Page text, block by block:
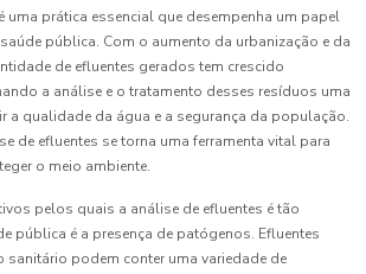
uma prática essencial que desempenha um papel
pública. Com o aumento da urbanização e da
de efluentes gerados tem crescido
a análise e o tratamento desses resíduos uma
a qualidade da água e a segurança da população.
de efluentes se torna uma ferramenta vital para
o meio ambiente.
pelos quais a análise de efluentes é tão
pública é a presença de patógenos. Efluentes
sanitário podem conter uma variedade de